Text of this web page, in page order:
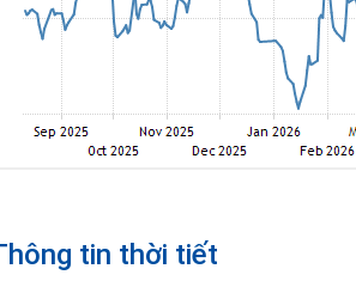
tin thời tiết